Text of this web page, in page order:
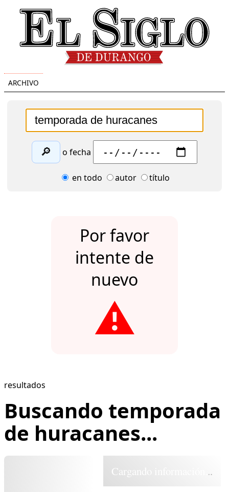
ARCHIVO
🔎 o fecha
en todo autor título
Por favor
intente de
nuevo
⚠️
resultados
Buscando temporada
de huracanes...
Cargando información...